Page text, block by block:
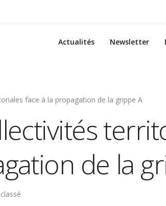
Actualités Newsletter
face à la propagation de la grippe A
de la